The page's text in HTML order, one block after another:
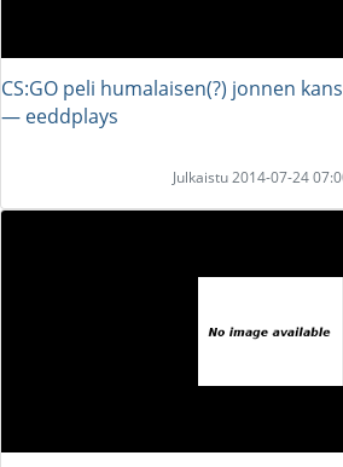
CS:GO peli humalaisen(?) jonnen
― eeddplays
Julkaistu 2014-07-24